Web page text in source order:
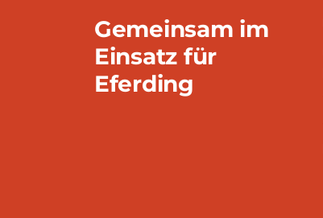
Gemeinsam im
Einsatz für
Eferding